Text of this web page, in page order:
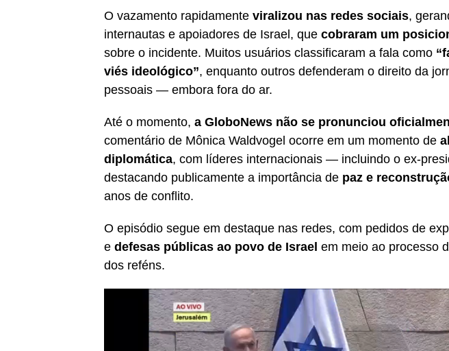
O vazamento rapidamente viralizou nas redes sociais,
internautas e apoiadores de Israel, que cobraram um
sobre o incidente. Muitos usuários classificaram a fala como
viés ideológico”, enquanto outros defenderam o direito da
pessoais — embora fora do ar.
Até o momento, a GloboNews não se pronunciou
comentário de Mônica Waldvogel ocorre em um momento de
diplomática, com líderes internacionais — incluindo o ex-
destacando publicamente a importância de paz e
anos de conflito.
O episódio segue em destaque nas redes, com pedidos de
e defesas públicas ao povo de Israel em meio ao processo
dos reféns.